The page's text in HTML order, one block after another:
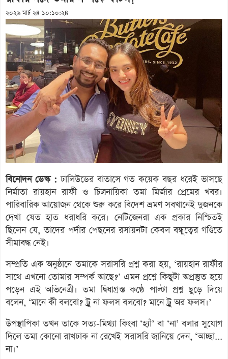
২০২৬ মার্চ ২৪ ১০:১০:২৪
বিনোদন ডেস্ক : ঢালিউডের বাতাসে গত কয়েক বছর ধরেই ভাসছে
নির্মাতা রায়হান রাফী ও চিত্রনায়িকা তমা মির্জার প্রেমের খবর।
পারিবারিক আয়োজন থেকে শুরু করে বিদেশ ভ্রমণ সবখানেই দুজনকে
দেখা যেত হাত ধরাধরি করে। নেটিজেনরা এক প্রকার নিশ্চিতই
ছিলেন যে, তাদের পর্দার পেছনের রসায়নটা কেবল বন্ধুত্বের গণ্ডিতে
সীমাবদ্ধ নেই।
সম্প্রতি এক অনুষ্ঠানে তমাকে সরাসরি প্রশ্ন করা হয়, ‘রায়হান রাফীর
সাথে এখনো তোমার সম্পর্ক আছে?’ এমন প্রশ্নে কিছুটা অপ্রস্তুত হয়ে
পড়েন এই অভিনেত্রী। তমা দ্বিধাগ্রস্ত কণ্ঠে পাল্টা প্রশ্ন ছুড়ে দিয়ে
বলেন, ‘মানে কী বলবো? ট্রু না ফলস বলবো? মানে ট্রু অর ফলস।’
উপস্থাপিকা তখন তাকে সত্য-মিথ্যা কিংবা ‘হ্যাঁ’ বা ‘না’ বলার সুযোগ
দিলে তমা কোনো রাখঢাক না রেখেই সরাসরি জানিয়ে দেন, ‘আচ্ছা...
না।’